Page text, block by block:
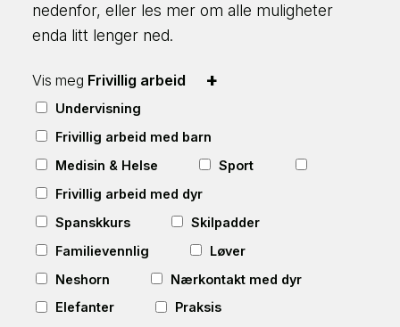
nedenfor, eller les mer om alle muligheter
enda litt lenger ned.
Vis meg Frivillig arbeid +
Undervisning
Frivillig arbeid med barn
Medisin & Helse
Sport
Frivillig arbeid med dyr
Spanskkurs
Skilpadder
Familievennlig
Løver
Neshorn
Nærkontakt med dyr
Elefanter
Praksis